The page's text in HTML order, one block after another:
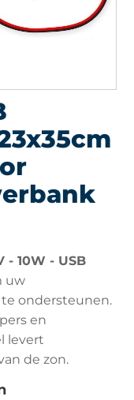
- 10W - USB
uw
ondersteunen.
en
levert
de zon.